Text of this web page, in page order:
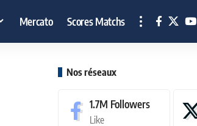
Mercato Scores Matchs
Nos réseaux
1.7M Followers
Like